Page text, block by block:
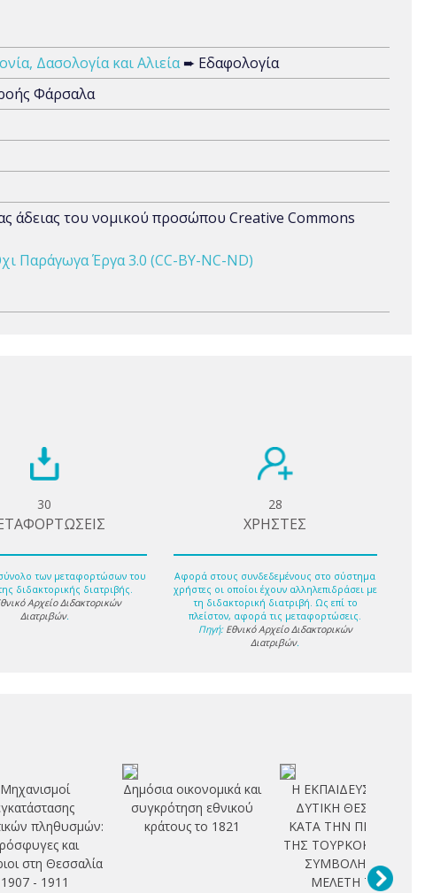
Δασολογία και Αλιεία➨ Εδαφολογία
Φάρσαλα
άδειας του νομικού προσώπου Creative Commons
Παράγωγα Έργα 3.0 (CC-BY-NC-ND)
30
των μεταφορτώσων του
διδακτορικής διατριβής.
Αρχείο Διδακτορικών
Διατριβών.
28
ΧΡΗΣΤΕΣ
Αφορά στους συνδεδεμένους στο σύστημα
χρήστες οι οποίοι έχουν αλληλεπιδράσει με
τη διδακτορική διατριβή. Ως επί το
πλείστον, αφορά τις μεταφορτώσεις.
Πηγή: Εθνικό Αρχείο Διδακτορικών
Διατριβών.
Μηχανισμοί
πληθυσμών:
και
στη Θεσσαλία
1907 - 1911
Δημόσια οικονομικά και
συγκρότηση εθνικού
κράτους το 1821
Η ΕΚΠΑΙΔΕΥΣΗ ΣΤΗ
ΔΥΤΙΚΗ ΘΕΣΣΑΛΙΑ
ΚΑΤΑ ΤΗΝ ΠΕΡΙΟΔΟ
ΤΗΣ ΤΟΥΡΚΟΚΡΑΤΙΑΣ.
ΣΥΜΒΟΛΗ ΣΤΗ
ΜΕΛΕΤΗ ΤΟΥ